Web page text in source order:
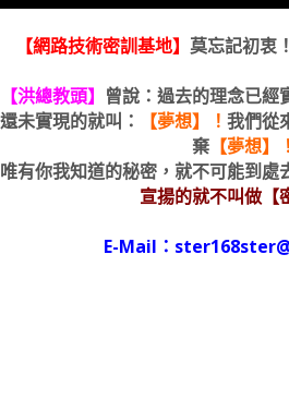
【網路技術密訓基地】 莫忘記初衷！
【洪總教頭】 曾說：過去的理念已經
還未實現的就叫：
【夢想】！ 我們從
棄 【夢想】！
唯有你我知道的秘密，就不可能到處
宣揚的就不叫做【
E-Mail：